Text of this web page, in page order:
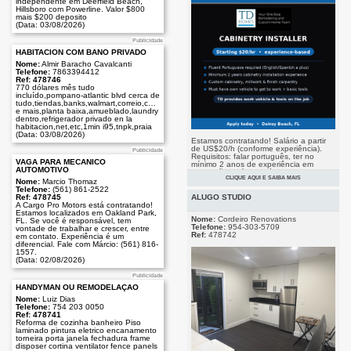
Hillsboro com Powerline. Valor $800
mais $200 deposito
(Data: 03/08/2026)
Publicidade
HABITACIÓN COM BAÑO PRIVADO
Nome:Almir Baracho Cavalcanti
Telefone: 7863394412
Ref: 478746
770 dólares mês tudo
incluído,pompano-atlantic blvd cerca de
tudo,tiendas,banks,walmart,correio,comercio
e mais,planta baixa,amueblado,laundry
dentro,refrigerador privado en la
habitacion,net,etc,1min i95,tnpk,praia
(Data: 03/08/2026)
Publicidade
VAGA PARA MECÂNICO
AUTOMOTIVO
Nome: Marcio Thomaz
Telefone: (561) 861-2522
Ref: 478745
A Cargo Pro Motors está contratando!
Estamos localizados em Oakland Park,
FL. Se você é responsável, tem
vontade de trabalhar e crescer, entre
em contato. Experiência é um
diferencial. Fale com Márcio: (561) 816-
1557.
(Data: 02/08/2026)
Publicidade
HANDYMAN OU REMODELAÇÃO
Nome: Luiz Dias
Telefone: 754 203 0050
Ref: 478741
Reforma de cozinha banheiro Piso
laminado pintura eletrico encanamento
torneira porta janela fechadura frame
disposer cortina ventilator fence panels
Estamos contratando! Salário a partir
de US$20/h (conforme experiência).
Requisitos: falar português, ter no
mínimo 2 anos de experiência em
instalação, veículo próprio e
ferramentas básicas. Envie seu
(Data: 03/08/2026)
CLIQUE AQUI E SAIBA MAIS
ALUGO STUDIO
Nome: Cordeiro Renovations
Telefone: 954-303-5709
Ref: 478742